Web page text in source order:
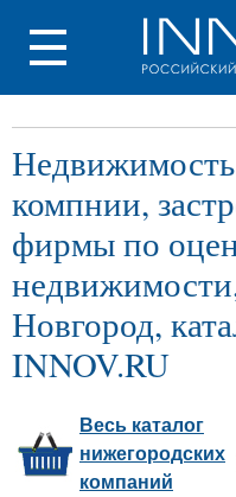
компнии,
фирмы по
Новгород,
INNOV.RU
Весь каталог
нижегородских
компаний